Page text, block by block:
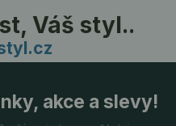
Váš styl..
akce a slevy!